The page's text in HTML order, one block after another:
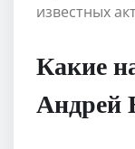
известных
Какие
Андрей